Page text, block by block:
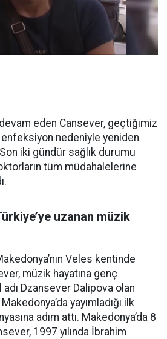
eden Cansever, geçtiğimiz
nedeniyle yeniden
Son iki gündür sağlık durumu
tüm müdahalelerine
uzanan müzik
Veles kentinde
müzik hayatına genç
adı Dzansever Dalipova olan
yayımladığı ilk
adım attı. Makedonya’da 8
1997 yılında İbrahim